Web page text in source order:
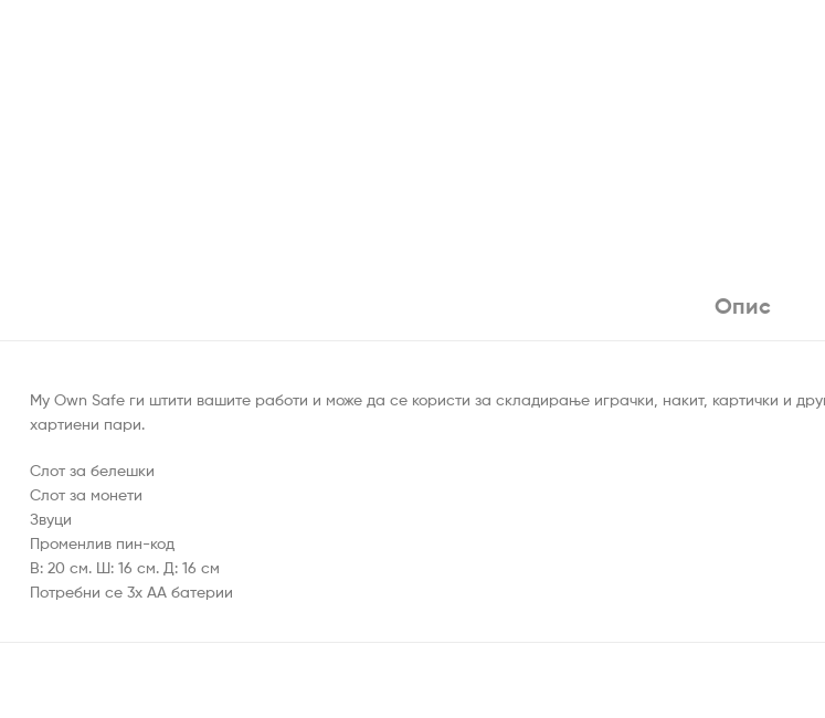
Опис
My Own Safe ги штити вашите работи и може да се користи за складирање играчки, накит, картички и
хартиени пари.
Слот за белешки
Слот за монети
Звуци
Променлив пин-код
В: 20 см. Ш: 16 см. Д: 16 см
Потребни се 3x AA батерии